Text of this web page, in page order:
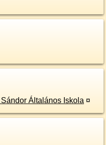
Sándor Általános Iskola ¤